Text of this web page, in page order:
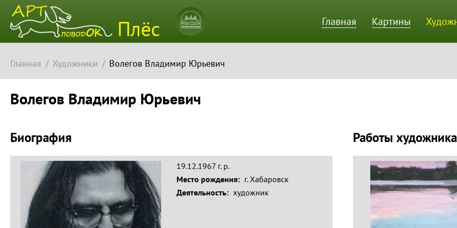
Плёс
Плёсский
музей-
заповедник
Главная Картины
Главная Художники Волегов Владимир Юрьевич
Волегов Владимир Юрьевич
Биография
19.12.1967 г. р.
Место рождения: г. Хабаровск
Деятельность: художник
Работы художника